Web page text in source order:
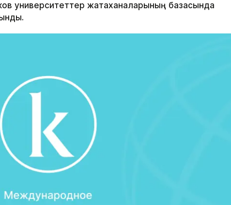
университеттер жатақханаларының базасында